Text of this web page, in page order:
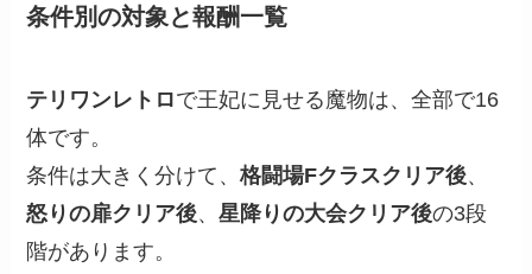
条件別の対象と報酬一覧
テリワンレトロで王妃に見せる魔物は、全部で16
体です。
条件は大きく分けて、格闘場Fクラスクリア後、
怒りの扉クリア後、星降りの大会クリア後の3段
階があります。